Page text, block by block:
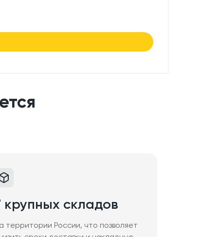
крупных складов
территории России, что позволяет